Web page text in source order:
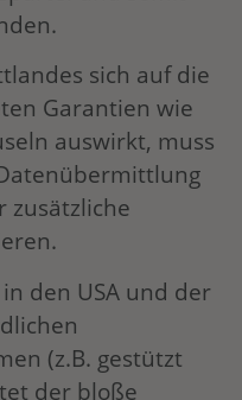
sich auf die
Garantien wie
auswirkt, muss
zusätzliche
den USA und der
(z.B. gestützt
der bloße